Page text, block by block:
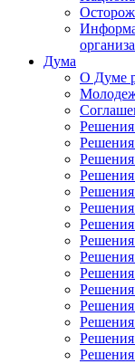
Дума
О Думе